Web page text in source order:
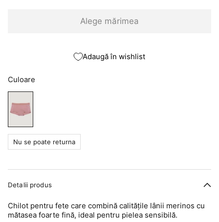
Alege mărimea
Adaugă în wishlist
Culoare
Nu se poate returna
Detalii produs
Chilot pentru fete care combină calitățile lânii merinos cu
mătasea foarte fină, ideal pentru pielea sensibilă.